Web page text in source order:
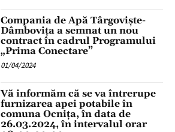
Compania de Apă Târgoviște-
Dâmbovița a semnat un nou
contract în cadrul Programului
„Prima Conectare”
01/04/2024
Vă informăm că se va întrerupe
furnizarea apei potabile în
comuna Ocnița, în data de
26.03.2024, în intervalul orar